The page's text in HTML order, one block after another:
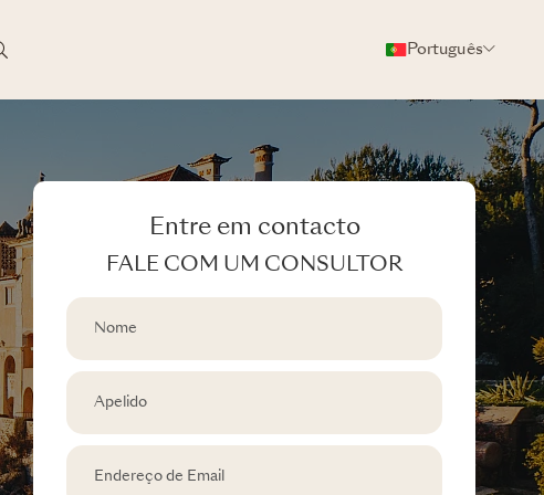
Português
Entre em contacto
FALE COM UM CONSULTOR